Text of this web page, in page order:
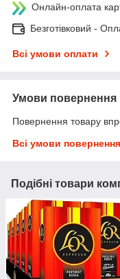
Онлайн-оплата
Безготівковий -
Всі умови оплати
Умови повернення
Повернення товару
Всі умови повернення
Подібні товари